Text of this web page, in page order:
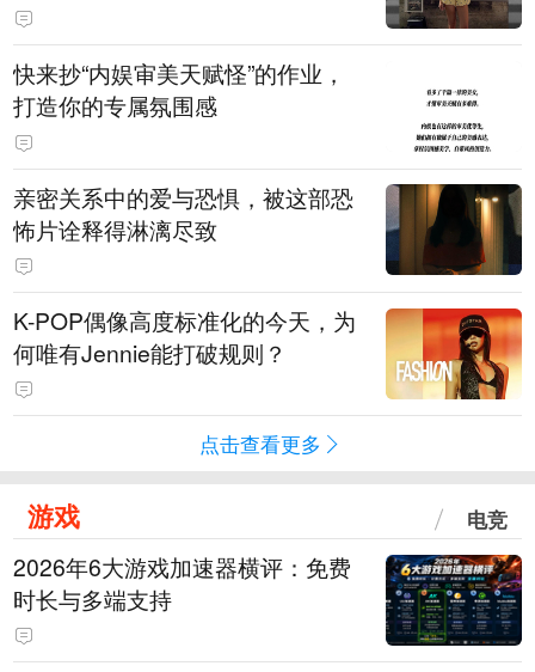
快来抄“内娱审美天赋怪”的作业，
打造你的专属氛围感
亲密关系中的爱与恐惧，被这部恐
怖片诠释得淋漓尽致
K-POP偶像高度标准化的今天，为
何唯有Jennie能打破规则？
点击查看更多
游戏 电竞
2026年6大游戏加速器横评：免费
时长与多端支持